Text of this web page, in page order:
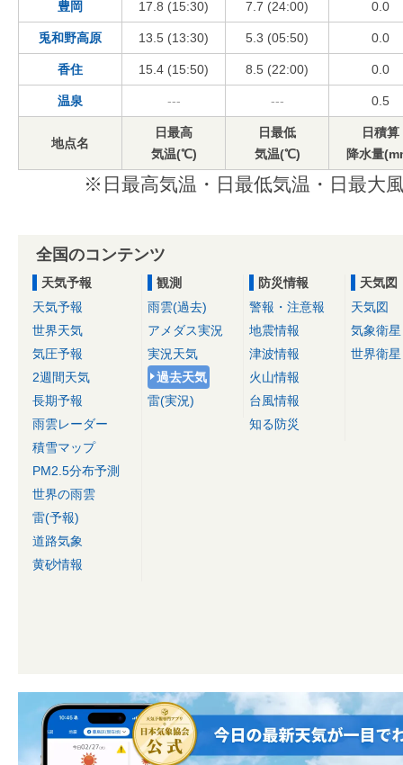
豊岡 17.8 (15:30) 7.7 (24:00) 0.0
兎和野高原 13.5 (13:30) 5.3 (05:50) 0.0
香住 15.4 (15:50) 8.5 (22:00) 0.0
温泉 --- --- 0.5
地点名
日最高
気温(℃)
日最低
気温(℃)
日積算
降水量
※日最高気温・日最低気温・日最大
全国のコンテンツ
天気予報
天気予報
世界天気
気圧予報
2週間天気
長期予報
雨雲レーダー
積雪マップ
PM2.5分布予測
世界の雨雲
雷(予報)
道路気象
黄砂情報
観測
雨雲(過去)
アメダス実況
実況天気
過去天気
雷(実況)
防災情報
警報・注意報
地震情報
津波情報
火山情報
台風情報
知る防災
天気図
天気図
気象衛星
世界衛星